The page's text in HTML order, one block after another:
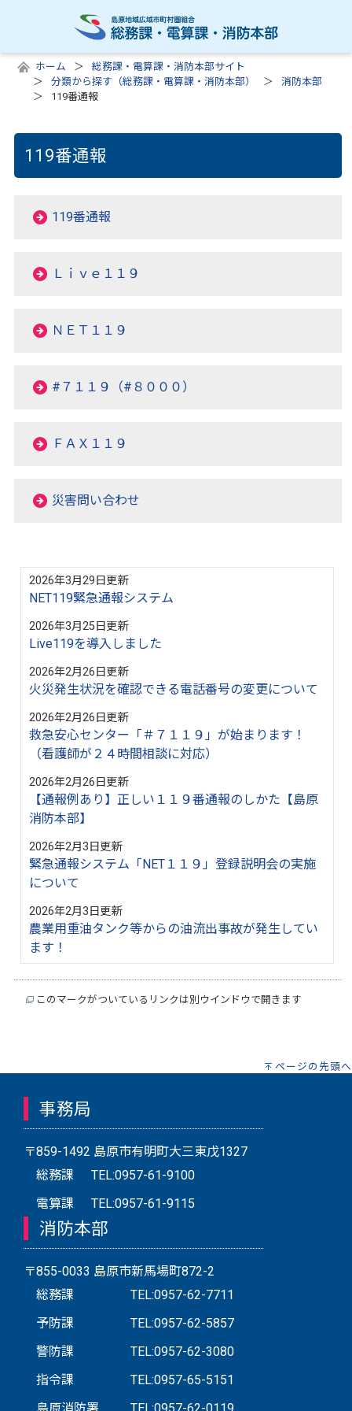
ホーム
総務課・電算課・消防本部サイト
分類から探す（総務課・電算課・消防本部）
消防本部
119番通報
119番通報
119番通報
Ｌｉｖｅ１１９
ＮＥＴ１１９
#７１１９（#８０００）
ＦＡＸ１１９
災害問い合わせ
2026年3月29日更新
NET119緊急通報システム
2026年3月25日更新
Live119を導入しました
2026年2月26日更新
火災発生状況を確認できる電話番号の変更について
2026年2月26日更新
救急安心センター「＃７１１９」が始まります！
（看護師が２４時間相談に対応）
2026年2月26日更新
【通報例あり】正しい１１９番通報のしかた【島原
消防本部】
2026年2月3日更新
緊急通報システム「NET１１９」登録説明会の実施
について
2026年2月3日更新
農業用重油タンク等からの油流出事故が発生してい
ます！
このマークがついているリンクは別ウインドウで開きます
ページの先頭へ
事務局
〒859-1492 島原市有明町大三東戊1327
総務課
TEL:0957-61-9100
電算課
TEL:0957-61-9115
消防本部
〒855-0033 島原市新馬場町872-2
総務課
TEL:0957-62-7711
予防課
TEL:0957-62-5857
警防課
TEL:0957-62-3080
指令課
TEL:0957-65-5151
島原消防署
TEL:0957-62-0119